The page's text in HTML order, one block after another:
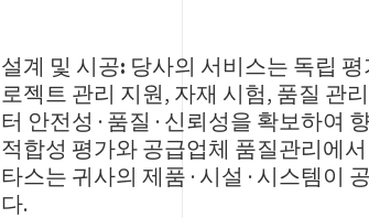
설계 및 시공: 당사의 서비스는 독립
로젝트 관리 지원, 자재 시험, 품질 관
터 안전성 · 품질 · 신뢰성을 확보하여
적합성 평가와 공급업체 품질관리에
타스는 귀사의 제품 · 시설 · 시스템
다.